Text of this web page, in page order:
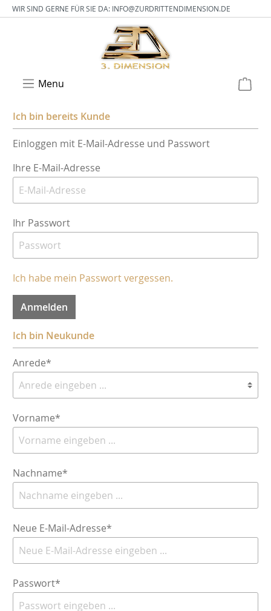
WIR SIND GERNE FÜR SIE DA: INFO@ZURDRITTENDIMENSION.DE
Menu
Ich bin bereits Kunde
Einloggen mit E-Mail-Adresse und Passwort
Ihre E-Mail-Adresse
Ihr Passwort
Ich habe mein Passwort vergessen.
Anmelden
Ich bin Neukunde
Anrede*
Vorname*
Nachname*
Neue E-Mail-Adresse*
Passwort*